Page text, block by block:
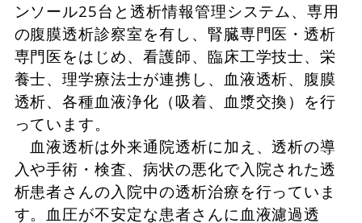
ンソール25台と透析情報管理システム、専用
の腹膜透析診察室を有し、腎臓専門医・透析
専門医をはじめ、看護師、臨床工学技士、栄
養士、理学療法士が連携し、血液透析、腹膜
透析、各種血液浄化（吸着、血漿交換）を行
っています。
血液透析は外来通院透析に加え、透析の導
入や手術・検査、病状の悪化で入院された透
析患者さんの入院中の透析治療を行っていま
す。血圧が不安定な患者さんに血液濾過透